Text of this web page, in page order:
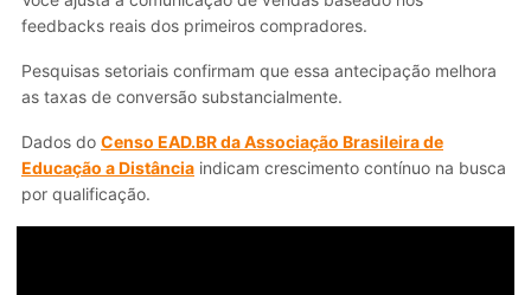
feedbacks reais dos primeiros compradores.
Pesquisas setoriais confirmam que essa antecipação melhora
as taxas de conversão substancialmente.
Dados do Censo EAD.BR da Associação Brasileira de
Educação a Distância indicam crescimento contínuo na busca
por qualificação.